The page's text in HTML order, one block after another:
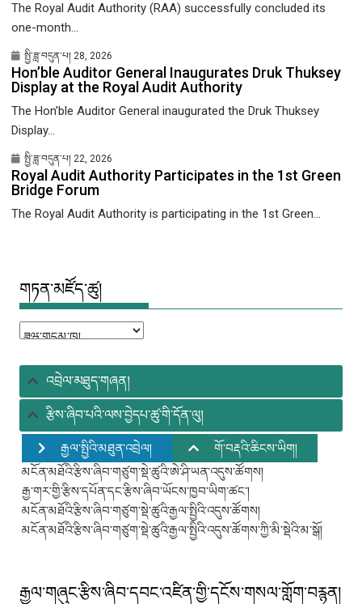
The Royal Audit Authority (RAA) successfully concluded its
one-month...
སྤྱི་ཟླ་བདུན་པ། 28, 2026
Hon’ble Auditor General Inaugurates Druk Thuksey
Display at the Royal Audit Authority
The Hon’ble Auditor General inaugurated the Druk Thuksey
Display...
སྤྱི་ཟླ་བདུན་པ། 22, 2026
Royal Audit Authority Participates in the 1st Green
Bridge Forum
The Royal Audit Authority is participating in the 1st Green...
གཏན་མཛོད་ཚུ།
གཏན་
ཚུ།
འབྲེལ་མཐུད་གཞན།
རྩིས་ཞིབ་པའི་ལས་བྱེདཔ་ཚུ་གི་དོན་ལུ།
རྒྱལ་སྤྱིའི་མཐུན་འབྲེལ།
གོ་བརྡའི་ཆིངས་ཡིག།
མངོན་མཐོའི་རྩིས་ཞིབ་གཙུག་སྡེ་ཚུའི་ཨེ་ཤི་ཡན་འདུས་ཚོགས།
རྒྱ་གར་གྱི་རྩིས་དཔོན་དང་རྩིས་ཞིབ་ཡོངས་ཁྱབ་ཡིག་ཚང་།
མངོན་མཐོའི་རྩིས་ཞིབ་གཙུག་སྡེ་ཚུའི་རྒྱལ་སྤྱིའི་འདུས་ཚོགས།
མངོན་མཐོའི་རྩིས་ཞིབ་གཙུག་སྡེ་ཚུའི་རྒྱལ་སྤྱིའི་འདུས་ཚོགས་ཀྱི་མི་སྡེའི་མ་སྒོ།
རྒྱལ་གཞུང་རྩིས་ཞིབ་དབང་འཛིན་གྱི་དངོས་གསལ་གློག་བརྙན།